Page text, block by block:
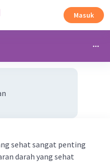
Masuk
sehat sangat penting
darah yang sehat